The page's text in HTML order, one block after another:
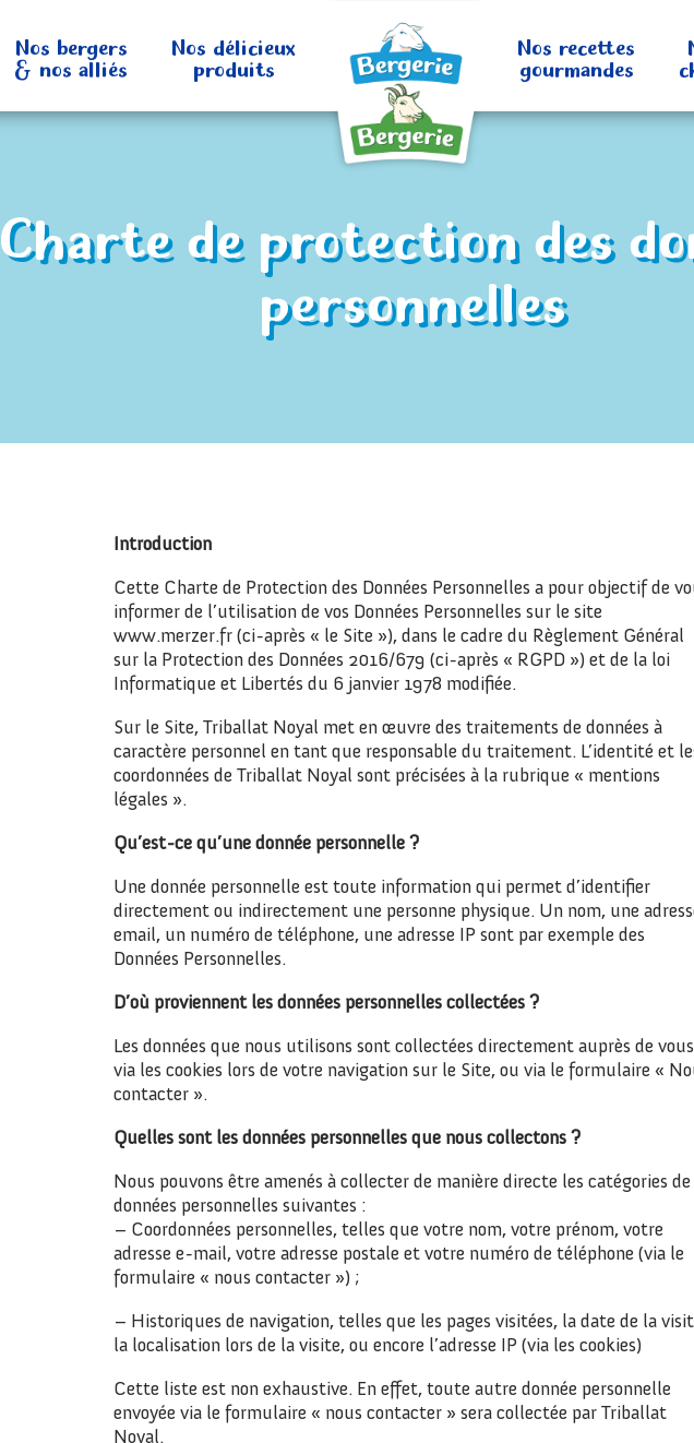
Nos bergers
& nos alliés
Nos délicieux
produits
Nos recettes
gourmandes
Charte de protection des
personnelles
Introduction
Cette Charte de Protection des Données Personnelles a pour objectif de
informer de l’utilisation de vos Données Personnelles sur le site
www.merzer.fr (ci-après « le Site »), dans le cadre du Règlement Général
sur la Protection des Données 2016/679 (ci-après « RGPD ») et de la loi
Informatique et Libertés du 6 janvier 1978 modifiée.
Sur le Site, Triballat Noyal met en œuvre des traitements de données à
caractère personnel en tant que responsable du traitement. L’identité et
coordonnées de Triballat Noyal sont précisées à la rubrique « mentions
légales ».
Qu’est-ce qu’une donnée personnelle ?
Une donnée personnelle est toute information qui permet d’identifier
directement ou indirectement une personne physique. Un nom, une
email, un numéro de téléphone, une adresse IP sont par exemple des
Données Personnelles.
D’où proviennent les données personnelles collectées ?
Les données que nous utilisons sont collectées directement auprès de vous
via les cookies lors de votre navigation sur le Site, ou via le formulaire «
contacter ».
Quelles sont les données personnelles que nous collectons ?
Nous pouvons être amenés à collecter de manière directe les catégories de
données personnelles suivantes :
– Coordonnées personnelles, telles que votre nom, votre prénom, votre
adresse e-mail, votre adresse postale et votre numéro de téléphone (via le
formulaire « nous contacter ») ;
– Historiques de navigation, telles que les pages visitées, la date de la
la localisation lors de la visite, ou encore l’adresse IP (via les cookies)
Cette liste est non exhaustive. En effet, toute autre donnée personnelle
envoyée via le formulaire « nous contacter » sera collectée par Triballat
Noyal.